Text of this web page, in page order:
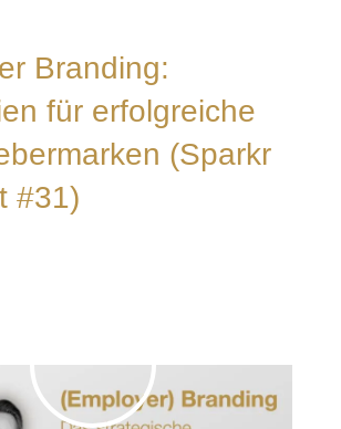
Branding:
für erfolgreiche
(Sparkr
#31)